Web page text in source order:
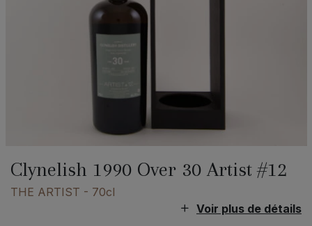
Clynelish 1990 Over 30 Artist #12
THE ARTIST - 70cl
Voir plus de détails